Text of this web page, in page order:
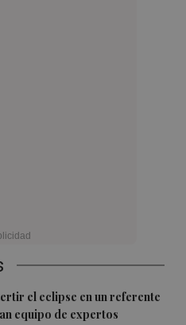
el eclipse en un referente
equipo de expertos